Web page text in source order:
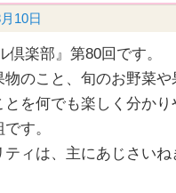
10日
倶楽部』第80回です。
のこと、旬のお野菜
とを何でも楽しく分か
す。
ティは、主にあじさい